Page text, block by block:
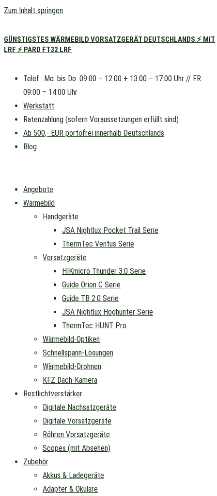
Zum Inhalt springen
GÜNSTIGSTES WÄRMEBILD VORSATZGERÄT DEUTSCHLANDS ⚡ MIT
LRF ⚡ PARD FT32 LRF
Telef.: Mo. bis Do. 09:00 – 12:00 + 13:00 – 17:00 Uhr // FR.
09:00 – 14:00 Uhr
Werkstatt
Ratenzahlung (sofern Voraussetzungen erfüllt sind)
Ab 500,- EUR portofrei innerhalb Deutschlands
Blog
Angebote
Wärmebild
Handgeräte
JSA Nightlux Pocket Trail Serie
ThermTec Ventus Serie
Vorsatzgeräte
HIKmicro Thunder 3.0 Serie
Guide Orion C Serie
Guide TB 2.0 Serie
JSA Nightlux Hoghunter Serie
ThermTec HUNT Pro
Wärmebild-Optiken
Schnellspann-Lösungen
Wärmebild-Drohnen
KFZ Dach-Kamera
Restlichtverstärker
Digitale Nachsatzgeräte
Digitale Vorsatzgeräte
Röhren Vorsatzgeräte
Scopes (mit Absehen)
Zubehör
Akkus & Ladegeräte
Adapter & Okulare